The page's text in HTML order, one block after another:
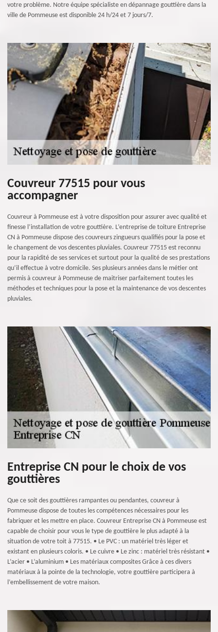
votre problème. Notre équipe spécialiste en dépannage gouttière dans la
ville de Pommeuse est disponible 24 h/24 et 7 jours/7.
Couvreur 77515 pour vous
accompagner
Couvreur à Pommeuse est à votre disposition pour assurer avec qualité et
finesse l’installation de votre gouttière. L’entreprise de toiture Entreprise
CN à Pommeuse dispose des couvreurs zingueurs qualifiés pour la pose et
le changement de vos descentes pluviales. Couvreur 77515 est reconnu
pour la rapidité de ses services et surtout pour la qualité de ses prestations
qu’il effectue à votre domicile. Ses plusieurs années dans le métier ont
permis à couvreur à Pommeuse de maitriser parfaitement toutes les
méthodes et techniques pour la pose et la maintenance de vos descentes
pluviales.
Entreprise CN pour le choix de vos
gouttières
Que ce soit des gouttières rampantes ou pendantes, couvreur à
Pommeuse dispose de toutes les compétences nécessaires pour les
fabriquer et les mettre en place. Couvreur Entreprise CN à Pommeuse est
capable de choisir pour vous le type de gouttière le plus adapté à la
situation de votre toit à 77515. • Le PVC : un matériel très léger et
existant en plusieurs coloris. • Le cuivre • Le zinc : matériel très résistant •
L’acier • L’aluminium • Les matériaux composites Grâce à ces divers
matériaux à la pointe de la technologie, votre gouttière participera à
l’embellissement de votre maison.